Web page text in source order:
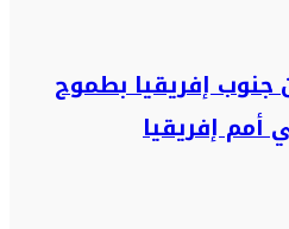
إفريقيا بطموح
أمم إفريقيا